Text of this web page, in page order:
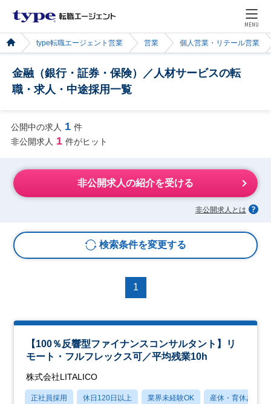
MENU
type転職エージェント営業 営業 個人営業・リテール営業
金融（銀行・証券・保険）／人材サービスの転
職・求人・中途採用一覧
公開中の求人 1 件
非公開求人 1 件がヒット
非公開求人の紹介を受ける
非公開求人とは
検索条件を変更する
1
【100％反響型ファイナンスコンサルタント】リ
モート・フルフレックス可／平均残業10h
株式会社LITALICO
正社員採用 休日120日以上 業界未経験OK 産休・育休あり